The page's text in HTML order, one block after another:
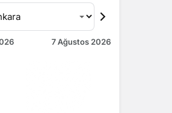
7 Ağustos 2026